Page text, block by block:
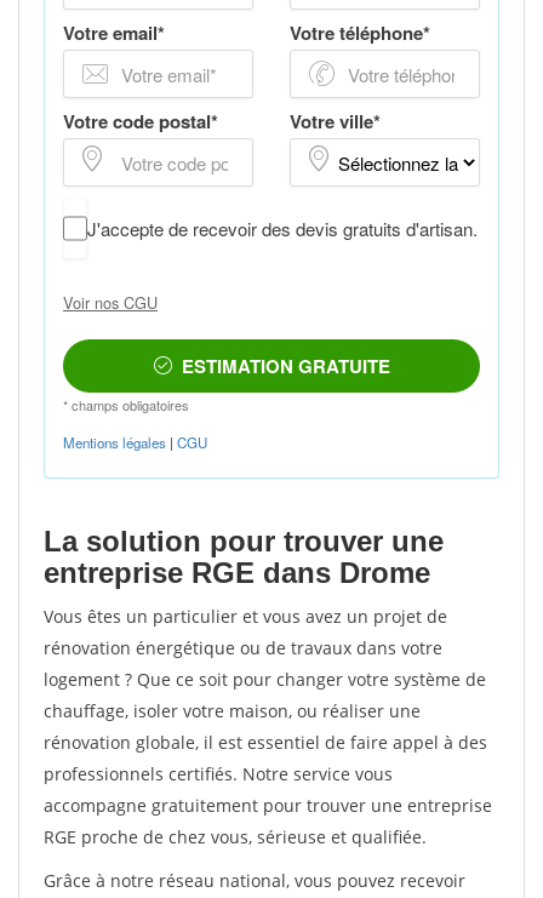
La solution pour trouver une
entreprise RGE dans Drome
Vous êtes un particulier et vous avez un projet de
rénovation énergétique ou de travaux dans votre
logement ? Que ce soit pour changer votre système de
chauffage, isoler votre maison, ou réaliser une
rénovation globale, il est essentiel de faire appel à des
professionnels certifiés. Notre service vous
accompagne gratuitement pour trouver une entreprise
RGE proche de chez vous, sérieuse et qualifiée.
Grâce à notre réseau national, vous pouvez recevoir